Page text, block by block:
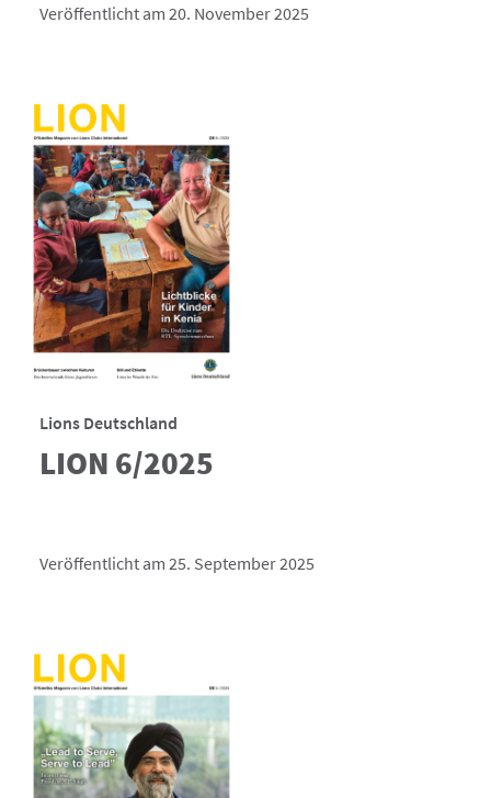
Veröffentlicht am 20. November 2025
Lions Deutschland
LION 6/2025
Veröffentlicht am 25. September 2025